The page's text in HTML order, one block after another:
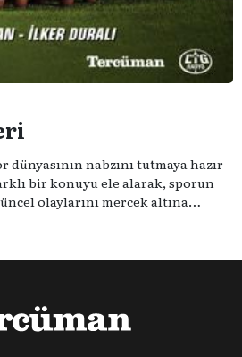
nabzını tutmaya hazır
bir konuyu ele alarak, sporun
olaylarını mercek altına
tam size